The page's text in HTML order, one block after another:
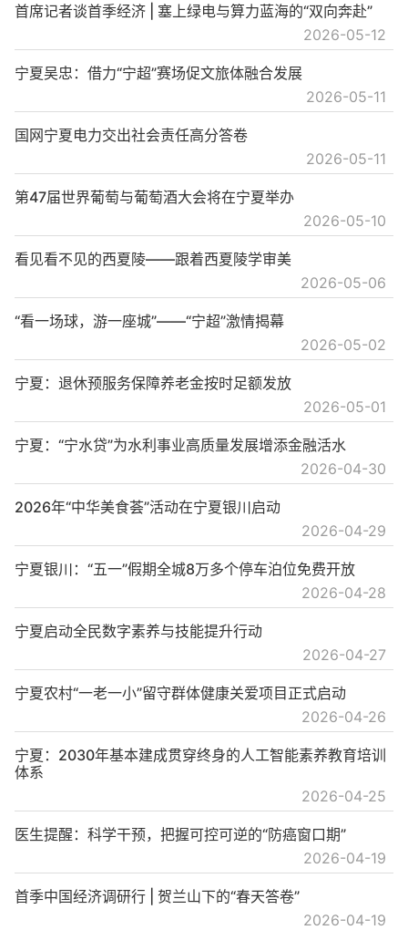
2026-05-12
首席记者谈首季经济 | 塞上绿电与算力蓝海的“双向奔赴”
2026-05-11
宁夏吴忠：借力“宁超”赛场促文旅体融合发展
2026-05-11
国网宁夏电力交出社会责任高分答卷
2026-05-10
第47届世界葡萄与葡萄酒大会将在宁夏举办
2026-05-06
看见看不见的西夏陵——跟着西夏陵学审美
2026-05-02
“看一场球，游一座城”——“宁超”激情揭幕
2026-05-01
宁夏：退休预服务保障养老金按时足额发放
2026-04-30
宁夏：“宁水贷”为水利事业高质量发展增添金融活水
2026-04-29
2026年“中华美食荟”活动在宁夏银川启动
2026-04-28
宁夏银川：“五一”假期全城8万多个停车泊位免费开放
2026-04-27
宁夏启动全民数字素养与技能提升行动
2026-04-26
宁夏农村“一老一小”留守群体健康关爱项目正式启动
2026-04-25
宁夏：2030年基本建成贯穿终身的人工智能素养教育培训
体系
2026-04-19
医生提醒：科学干预，把握可控可逆的“防癌窗口期”
2026-04-19
首季中国经济调研行 | 贺兰山下的“春天答卷”